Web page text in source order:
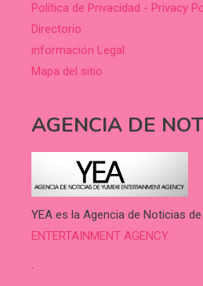
Política de Privacidad - Privacy
Directorio
información Legal
Mapa del sitio
AGENCIA DE
YEA es la Agencia de Noticias de
ENTERTAINMENT AGENCY.
.